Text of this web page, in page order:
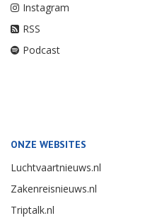
Instagram
RSS
Podcast
ONZE WEBSITES
Luchtvaartnieuws.nl
Zakenreisnieuws.nl
Triptalk.nl